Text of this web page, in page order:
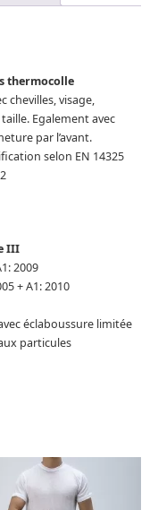
thermocolle
chevilles, visage,
Egalement avec
par l’avant.
selon EN 14325
III
2009
+ A1: 2010
éclaboussure limitée
particules